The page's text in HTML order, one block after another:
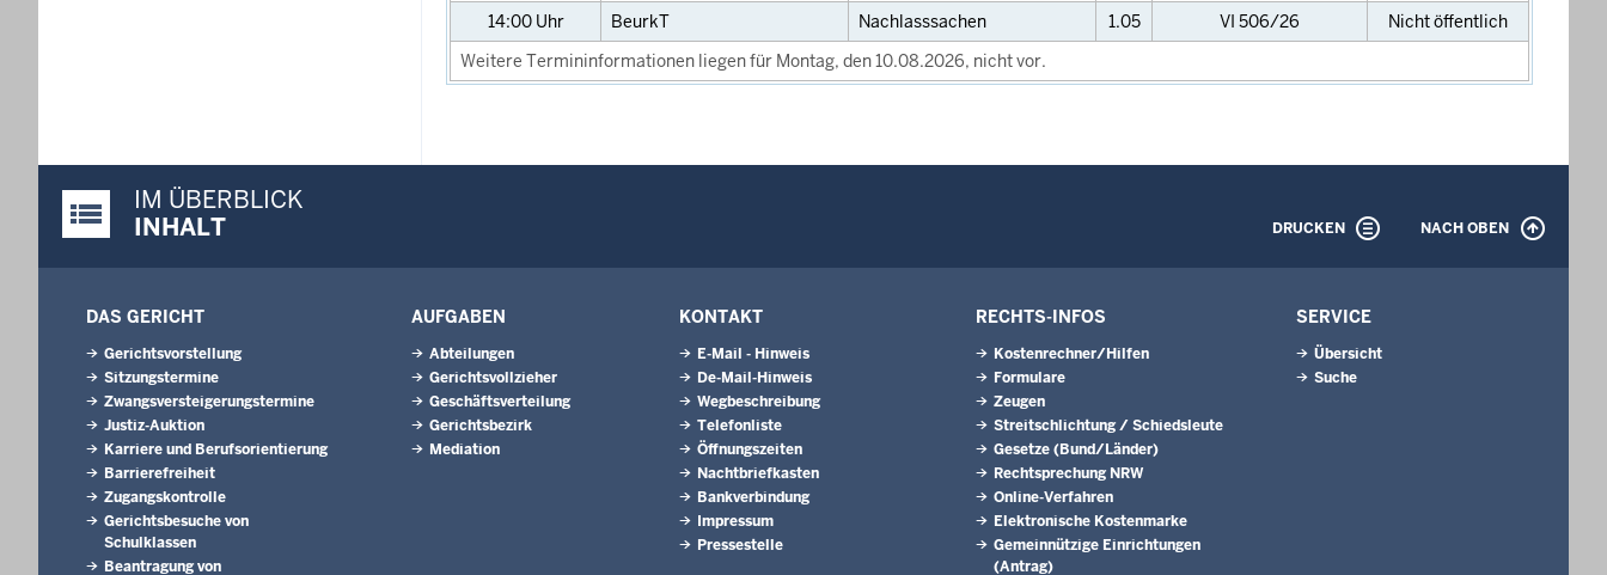
14:00 Uhr BeurkT Nachlasssachen 1.05 VI 506/26
Nicht öffentlich
Weitere Termininformationen liegen für Montag, den 10.08.2026, nicht vor.
Justiz-Portal im Überblick:
IM ÜBERBLICK
INHALT
DRUCKEN NACH OBEN
DAS GERICHT
Gerichtsvorstellung
Sitzungstermine
Zwangsversteigerungs­termine
Justiz-Auktion
Karriere und Berufsorientierung
Barrierefreiheit
Zugangskontrolle
Gerichtsbesuche von
Schulklassen
Beantragung von
AUFGABEN
Abteilungen
Gerichtsvollzieher
Geschäftsverteilung
Gerichtsbezirk
Mediation
KONTAKT
E-Mail - Hinweis
De-Mail-Hinweis
Wegbeschreibung
Telefonliste
Öffnungszeiten
Nachtbriefkasten
Bankverbindung
Impressum
Pressestelle
RECHTS-INFOS
Kostenrechner/Hilfen
Formulare
Zeugen
Streitschlichtung / Schiedsleute
Gesetze (Bund/Länder)
Rechtsprechung NRW
Online-Verfahren
Elektronische Kostenmarke
Gemeinnützige Einrichtungen
(Antrag)
SERVICE
Übersicht
Suche